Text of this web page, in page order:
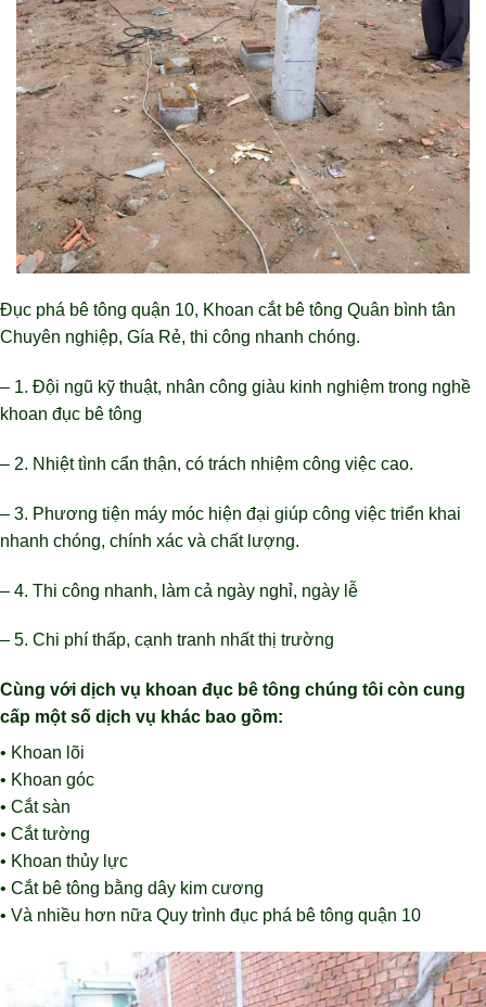
Đục phá bê tông quận 10 , Khoan cắt bê tông Quân bình tân
Chuyên nghiệp, Gía Rẻ, thi công nhanh chóng.
– 1. Đội ngũ kỹ thuật, nhân công giàu kinh nghiệm trong nghề
khoan đục bê tông
– 2. Nhiệt tình cẩn thận, có trách nhiệm công việc cao.
– 3. Phương tiện máy móc hiện đại giúp công việc triển khai
nhanh chóng, chính xác và chất lượng.
– 4. Thi công nhanh, làm cả ngày nghỉ, ngày lễ
– 5. Chi phí thấp, cạnh tranh nhất thị trường
Cùng với dịch vụ khoan đục bê tông chúng tôi còn cung
cấp một số dịch vụ khác bao gồm:
• Khoan lõi
• Khoan góc
• Cắt sàn
• Cắt tường
• Khoan thủy lực
• Cắt bê tông bằng dây kim cương
• Và nhiều hơn nữa Quy trình đục phá bê tông quận 10